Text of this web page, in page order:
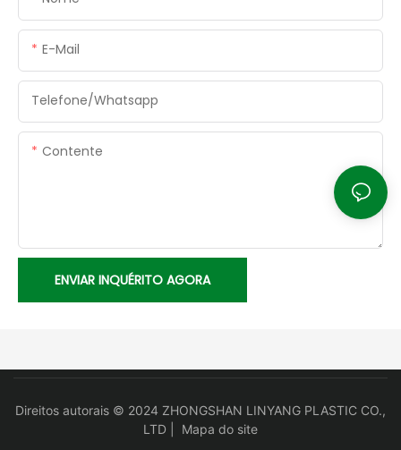
E-Mail
Telefone/whatsapp
Contente
ENVIAR INQUÉRITO AGORA
Direitos autorais © 2024 ZHONGSHAN LINYANG PLASTIC CO.,
LTD |
Mapa do site